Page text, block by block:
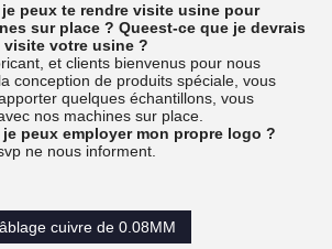
peux te rendre visite usine pour
sur place ? Queest-ce que je devrais
votre usine ?
et clients bienvenus pour nous
conception de produits spéciale, vous
quelques échantillons, vous
nos machines sur place.
peux employer mon propre logo ?
ne nous informent.
cuivre de 0.08MM